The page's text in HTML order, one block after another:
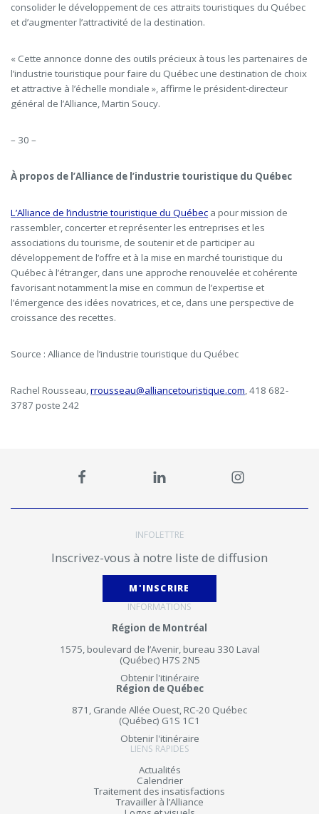
consolider le développement de ces attraits touristiques du Québec
et d’augmenter l’attractivité de la destination.
« Cette annonce donne des outils précieux à tous les partenaires de
l’industrie touristique pour faire du Québec une destination de choix
et attractive à l’échelle mondiale », affirme le président-directeur
général de l’Alliance, Martin Soucy.
– 30 –
À propos de l’Alliance de l’industrie touristique du Québec
L’Alliance de l’industrie touristique du Québec a pour mission de
rassembler, concerter et représenter les entreprises et les
associations du tourisme, de soutenir et de participer au
développement de l’offre et à la mise en marché touristique du
Québec à l’étranger, dans une approche renouvelée et cohérente
favorisant notamment la mise en commun de l’expertise et
l’émergence des idées novatrices, et ce, dans une perspective de
croissance des recettes.
Source : Alliance de l’industrie touristique du Québec
Rachel Rousseau,rrousseau@alliancetouristique.com, 418 682-
3787 poste 242
INFOLETTRE
Inscrivez-vous à notre liste de diffusion
M'INSCRIRE
INFORMATIONS
Région de Montréal
1575, boulevard de l’Avenir, bureau 330 Laval
(Québec) H7S 2N5
Obtenir l'itinéraire
Région de Québec
871, Grande Allée Ouest, RC-20 Québec
(Québec) G1S 1C1
Obtenir l'itinéraire
LIENS RAPIDES
Actualités
Calendrier
Traitement des insatisfactions
Travailler à l’Alliance